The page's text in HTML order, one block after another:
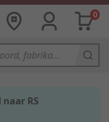
0
RS